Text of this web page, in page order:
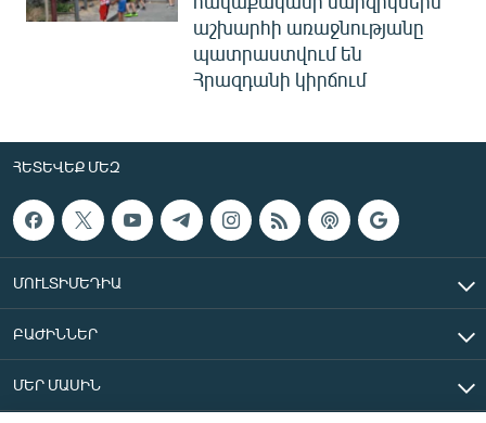
աշխարհի առաջնությանը
պատրաստվում են
Հրազդանի կիրճում
ՀԵՏԵՎԵՔ ՄԵԶ
ՄՈՒԼՏԻՄԵԴԻԱ
ԲԱԺԻՆՆԵՐ
ՄԵՐ ՄԱՍԻՆ